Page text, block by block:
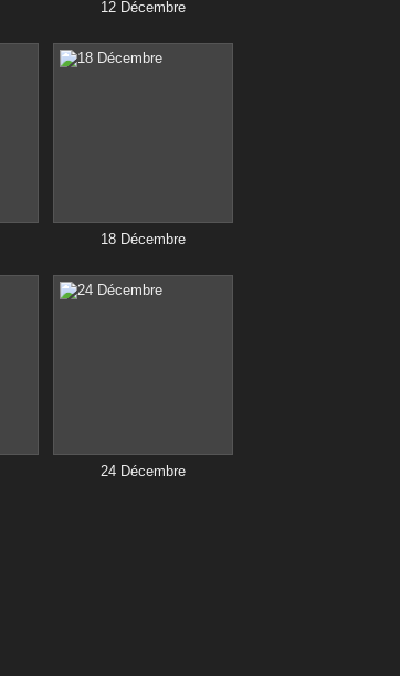
12 Décembre
18 Décembre
24 Décembre